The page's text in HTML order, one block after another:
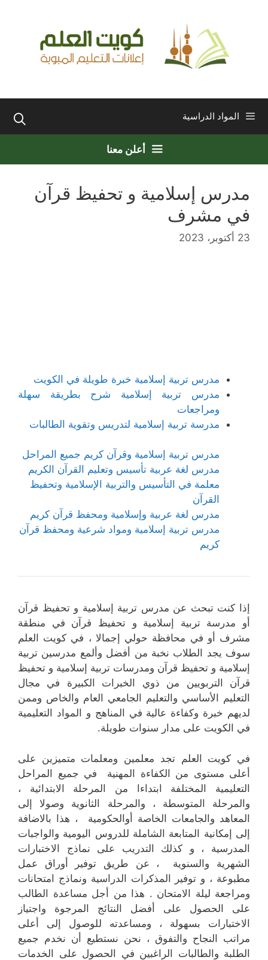
المواد الدراسية
أعلن معنا
مدرس إسلامية و تحفيظ قرآن
في مشرف
23 أكتوبر، 2023
مدرس تربية إسلامية خبرة طويلة في الكويت
مدرس تربية إسلامية شرح بطريقة سهلة
ومراجعات
مدرسة تربية إسلامية لتدريس وتقوية الطالبات
مدرس تربية إسلامية وقرآن كريم جميع المراحل
مدرس لغة عربية تأسيس وتعليم القرآن الكريم
معلمة في التأسيس والتربية الإسلامية وتحفيظ
القرآن
مدرس لغة عربية وإسلامية ومحفظ قرآن كريم
مدرس تربية إسلامية ومواد شرعية ومحفظ قرآن
كريم
إذا كنت تبحث عن مدرس تربية إسلامية و تحفيظ قرآن
أو مدرسة تربية إسلامية و تحفيظ قرآن في منطقة
مشرف أو في محافظة حولي إجمالا ، في كويت العلم
سوف يجد الطلاب نخبة من أفضل وألمع مدرسين تربية
إسلامية و تحفيظ قرآن ومدرسات تربية إسلامية و تحفيظ
قرآن التربويين من ذوي الخبرات الكبيرة في مجال
التعليم الأساسي والتعليم الجامعي العام والخاص وممن
لديهم خبرة وكفاءة عالية في المناهج و المواد التعليمية
في الكويت على مدار سنوات طويلة.
في كويت العلم تجد معلمين ومعلمات متميزين على
أعلى مستوى من الكفاءة المهنية في جميع المراحل
التعليمية المختلفة ابتداءا من المرحلة الابتدائية ،
والمرحلة المتوسطة ، والمرحلة الثانوية وصولا إلى
المعاهد والجامعات الخاصة أوالحكومية ، هذا بالاضافة
إلى إمكانية المتابعة الشاملة للدروس اليومية والواجبات
المدرسية ، و كذلك التدريب على نماذج الاختبارات
الشهرية والسنوية ، عن طريق توفير أوراق عمل
مطبوعة ، و توفير المذكرات الدراسية ونماذج امتحانات
ومراجعة ليلة الامتحان . هذا من أجل مساعدة الطالب
على الحصول على أفضل النتائج المرجوة واجتياز
الاختبارات بسهولة ، ومساعدته للوصول إلى أعلى
مراتب النجاح والتفوق ، نحن نستطيع أن نخدم جميع
الطلبة والطالبات الراغبين في الحصول على الخدمات